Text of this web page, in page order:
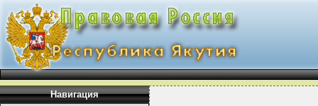
Навигация